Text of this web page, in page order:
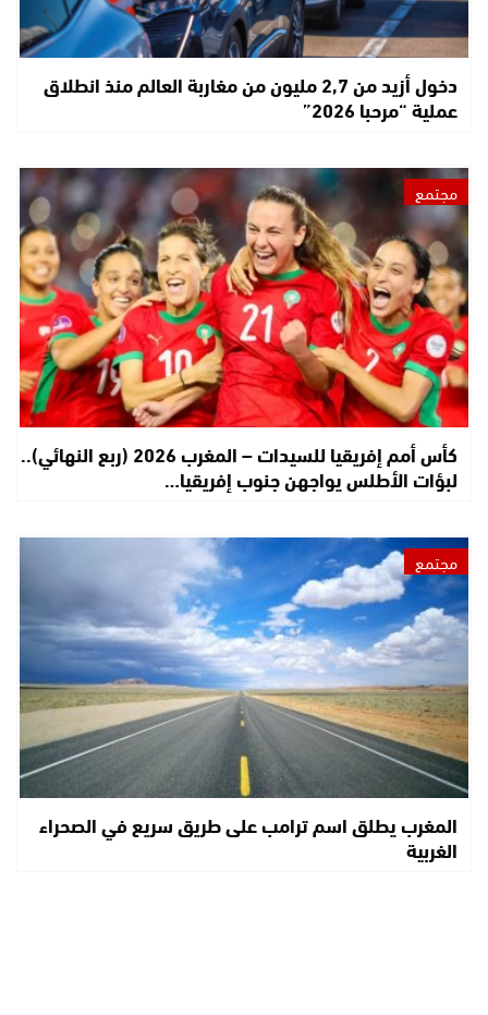
دخول أزيد من 2,7 مليون من مغاربة العالم منذ انطلاق
عملية “مرحبا 2026”
مجتمع
كأس أمم إفريقيا للسيدات – المغرب 2026 (ربع النهائي)..
لبؤات الأطلس يواجهن جنوب إفريقيا…
مجتمع
المغرب يطلق اسم ترامب على طريق سريع في الصحراء
الغربية